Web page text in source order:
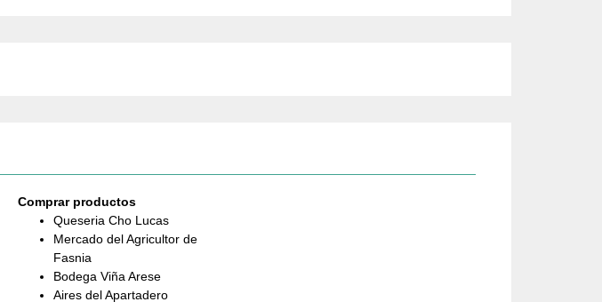
Comprar productos
Queseria Cho Lucas
Mercado del Agricultor de
Fasnia
Bodega Viña Arese
Aires del Apartadero